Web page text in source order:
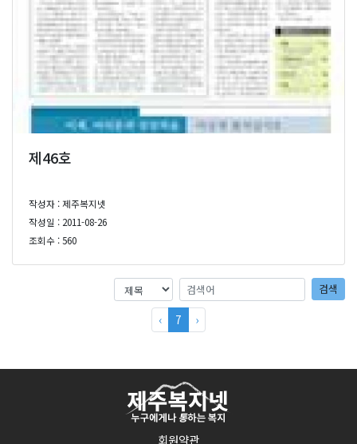
제46호
작성자 : 제주복지넷
작성일 : 2011-08-26
조회수 : 560
검색어 검색어 검색
‹ 7 ›
회원약관